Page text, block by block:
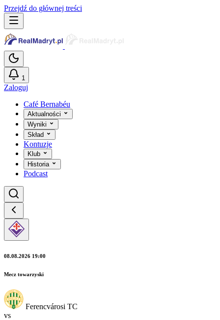
Przejdź do głównej treści
1
Zaloguj
Café Bernabéu
Aktualności
Wyniki
Skład
Kontuzje
Klub
Historia
Podcast
08.08.2026 19:00
Mecz towarzyski
Ferencvárosi TC
vs